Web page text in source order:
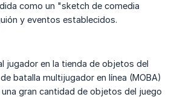
como un "sketch de comedia
y eventos establecidos.
jugador en la tienda de objetos del
batalla multijugador en línea (MOBA)
gran cantidad de objetos del juego